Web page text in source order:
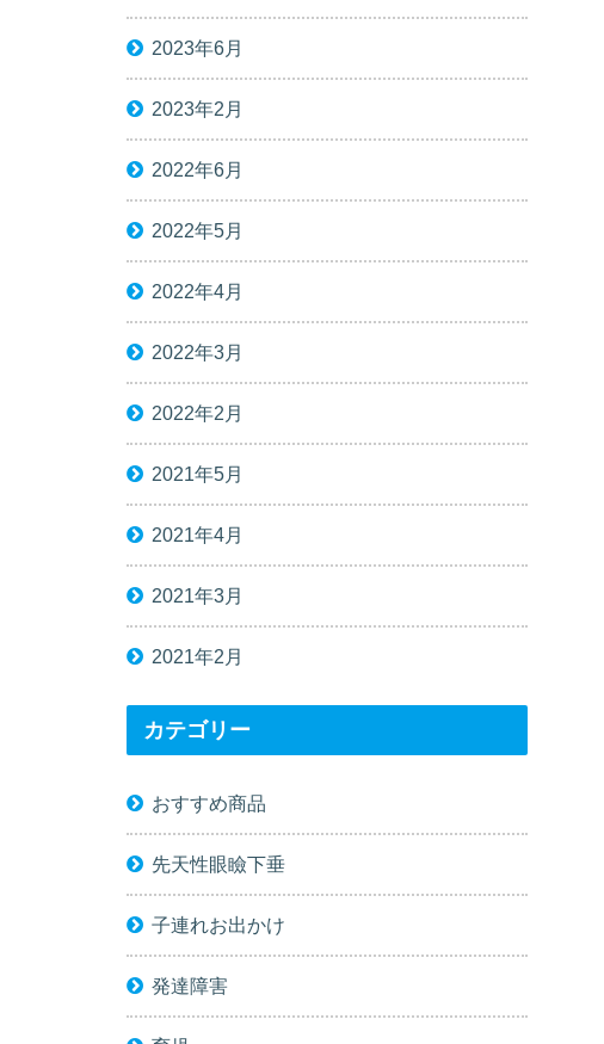
2023年6月
2023年2月
2022年6月
2022年5月
2022年4月
2022年3月
2022年2月
2021年5月
2021年4月
2021年3月
2021年2月
カテゴリー
おすすめ商品
先天性眼瞼下垂
子連れお出かけ
発達障害